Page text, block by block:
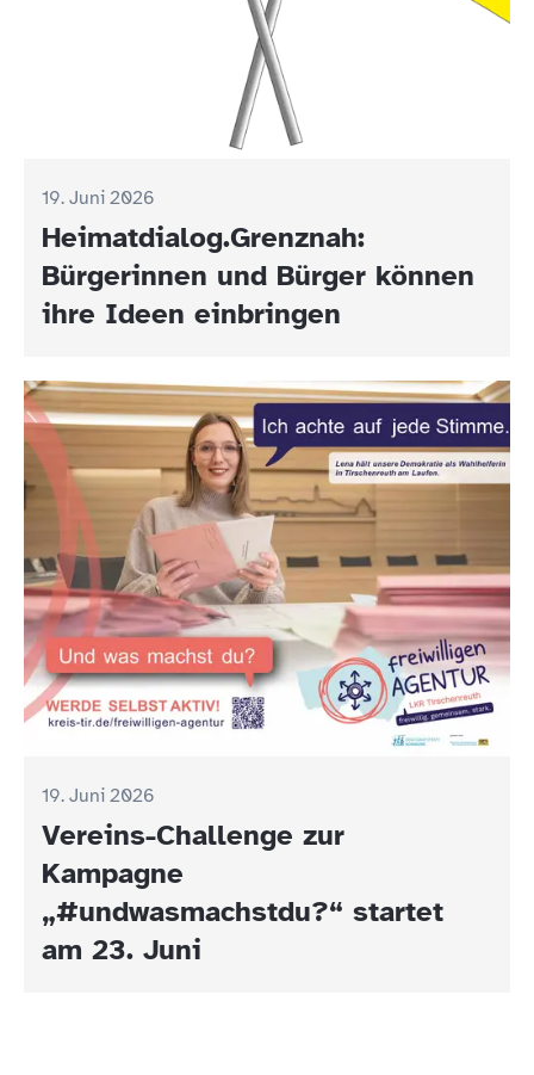
19. Juni 2026
Heimatdialog.Grenznah:
Bürgerinnen und Bürger können
ihre Ideen einbringen
19. Juni 2026
Vereins-Challenge zur
Kampagne
„#undwasmachstdu?“ startet
am 23. Juni